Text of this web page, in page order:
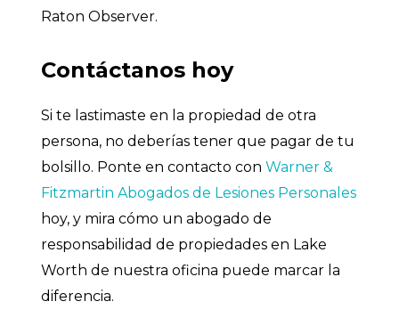
Raton Observer.
Contáctanos hoy
Si te lastimaste en la propiedad de otra
persona, no deberías tener que pagar de tu
bolsillo. Ponte en contacto con Warner &
Fitzmartin Abogados de Lesiones Personales
hoy, y mira cómo un abogado de
responsabilidad de propiedades en Lake
Worth de nuestra oficina puede marcar la
diferencia.